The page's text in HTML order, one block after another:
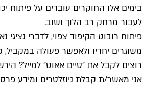
בימים אלו החוקרים עובדים על פיתוח
לעבור מרחק רב הלוך ושוב.
פיתוח רובוט הקיפוד צפוי, לדברי
משוגרים יחדיו ולאפשר פעולה
רוצים לקבל את ״טיים אאוט״ למייל?
אני מאשר/ת קבלת ניוזלטרים ומידע